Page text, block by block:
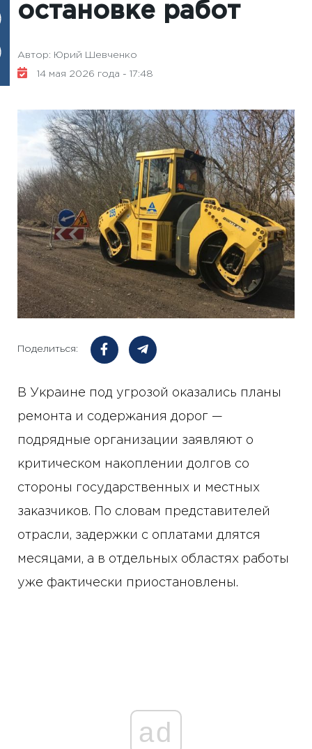
остановке работ
Автор: Юрий Шевченко
14 мая 2026 года - 17:48
Поделиться:
В Украине под угрозой оказались планы
ремонта и содержания дорог —
подрядные организации заявляют о
критическом накоплении долгов со
стороны государственных и местных
заказчиков. По словам представителей
отрасли, задержки с оплатами длятся
месяцами, а в отдельных областях работы
уже фактически приостановлены.
ad